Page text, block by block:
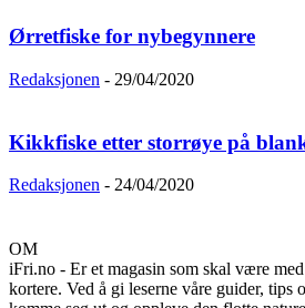
Ørretfiske for nybegynnere
Redaksjonen - 29/04/2020
Kikkfiske etter storrøye på
Redaksjonen - 24/04/2020
OM
iFri.no - Er et magasin som skal være
kortere. Ved å gi leserne våre guider, tips